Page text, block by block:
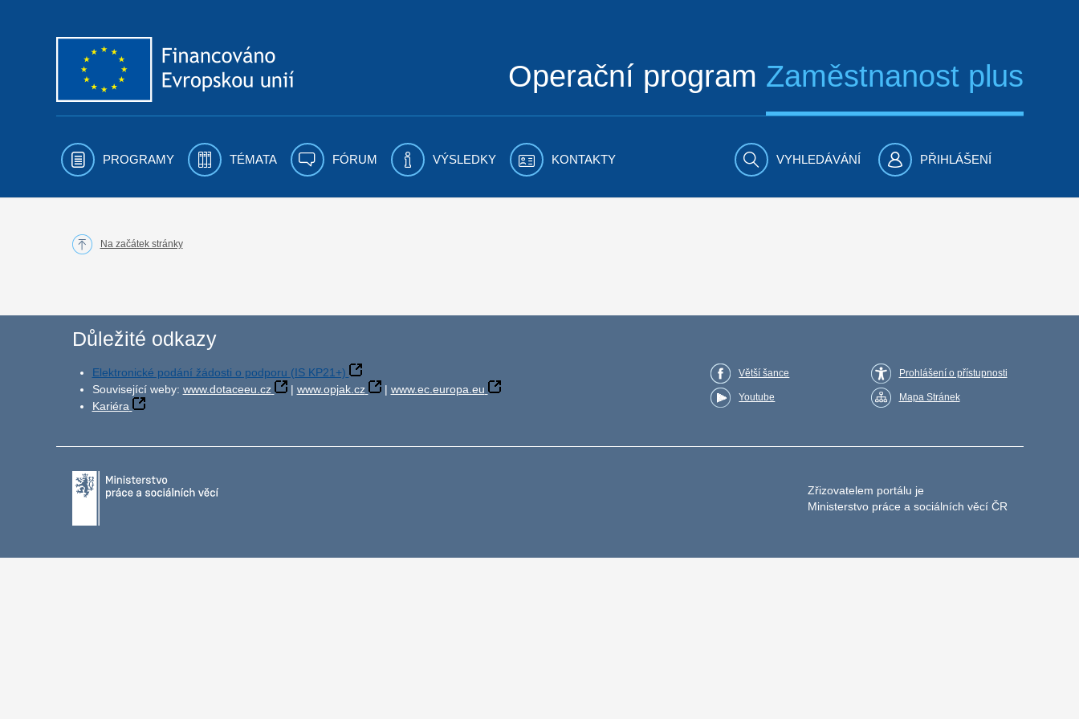
Operační program Zaměstnanost plus
PROGRAMY TÉMATA FÓRUM VÝSLEDKY KONTAKTY VYHLEDÁVÁNÍ PŘIHLÁŠENÍ
Na začátek stránky
Důležité odkazy
Elektronické podání žádosti o podporu (IS KP21+)
Související weby: www.dotaceeu.cz | www.opjak.cz | www.ec.europa.eu
Kariéra
Větší šance
Youtube
Prohlášení o přístupnosti
Mapa Stránek
Zřizovatelem portálu je
Ministerstvo práce a sociálních věcí ČR